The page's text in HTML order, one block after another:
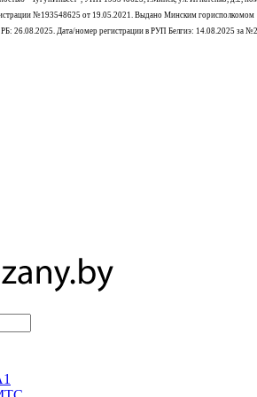
№193548625 от 19.05.2021. Выдано Минским горисполкомом
РБ: 26.08.2025. Дата/номер регистрации в РУП Белгиэ: 14.08.2025 за